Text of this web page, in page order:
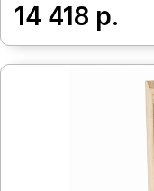
14 418 р.